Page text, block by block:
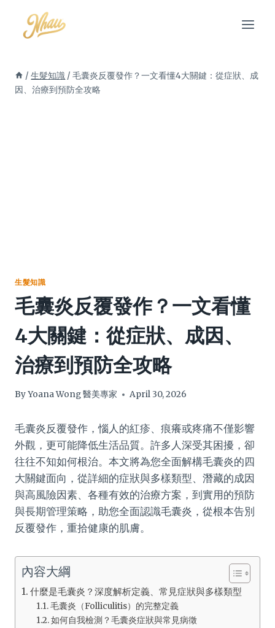
content
/ 生髮知識 / 毛囊炎反覆發作？一文看懂4大關鍵：從症狀、成
因、治療到預防全攻略
生髮知識
毛囊炎反覆發作？一文看懂
4大關鍵：從症狀、成因、
治療到預防全攻略
ByYoana Wong 醫美專家 April 30, 2026
毛囊炎反覆發作，惱人的紅疹、痕癢或疼痛不僅影響
外觀，更可能降低生活品質。許多人深受其困擾，卻
往往不知如何根治。本文將為您全面解構毛囊炎的四
大關鍵面向，從詳細的症狀與多樣類型、潛藏的成因
與高風險因素、各種有效的治療方案，到實用的預防
與長期管理策略，助您全面認識毛囊炎，從根本告別
反覆發作，重拾健康的肌膚。
內容大綱
什麼是毛囊炎？深度解析定義、常見症狀與多樣類型
毛囊炎（Folliculitis）的完整定義
如何自我檢測？毛囊炎症狀與常見病徵